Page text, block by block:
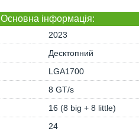
Основна iнформація:
2023
Десктопний
LGA1700
8 GT/s
16 (8 big + 8 little)
24